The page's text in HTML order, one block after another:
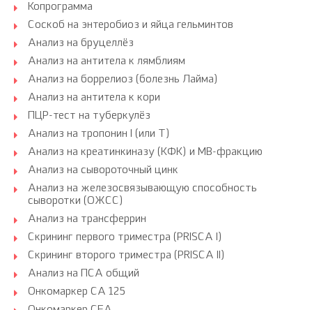
Копрограмма
Соскоб на энтеробиоз и яйца гельминтов
Анализ на бруцеллёз
Анализ на антитела к лямблиям
Анализ на боррелиоз (болезнь Лайма)
Анализ на антитела к кори
ПЦР-тест на туберкулёз
Анализ на тропонин I (или Т)
Анализ на креатинкиназу (КФК) и МВ-фракцию
Анализ на сывороточный цинк
Анализ на железосвязывающую способность
сыворотки (ОЖСС)
Анализ на трансферрин
Скрининг первого триместра (PRISCA I)
Скрининг второго триместра (PRISCA II)
Анализ на ПСА общий
Онкомаркер CA 125